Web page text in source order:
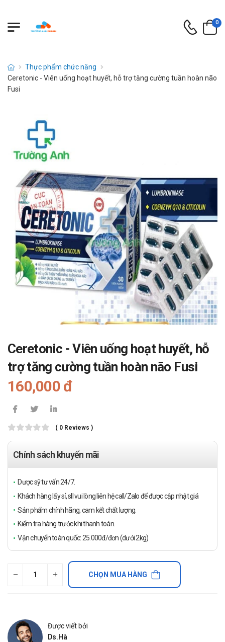
0
Thực phẩm chức năng
Ceretonic - Viên uống hoạt huyết, hỗ trợ tăng cường tuần hoàn não
Fusi
Ceretonic - Viên uống hoạt huyết, hỗ
trợ tăng cường tuần hoàn não Fusi
160,000 đ
( 0 Reviews )
Chính sách khuyến mãi
Dược sỹ tư vấn 24/7.
Khách hàng lấy sỉ, sll vui lòng liên hệ call/Zalo để được cập nhật giá
Sản phẩm chính hãng, cam kết chất lượng.
Kiểm tra hàng trước khi thanh toán.
Vận chuyển toàn quốc: 25.000đ/đơn (dưới 2kg)
CHỌN MUA HÀNG
Được viết bởi
Ds.Hà